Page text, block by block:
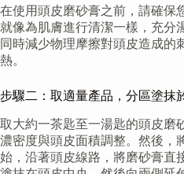
在使用頭皮磨砂膏之前，請確保
就像為肌膚進行清潔一樣，充分
同時減少物理摩擦對頭皮造成的
熱。
步驟二：取適量產品，分區塗抹
取大約一茶匙至一湯匙的頭皮磨
濃密度與頭皮面積調整。然後，
始，沿著頭皮線路，將磨砂膏直